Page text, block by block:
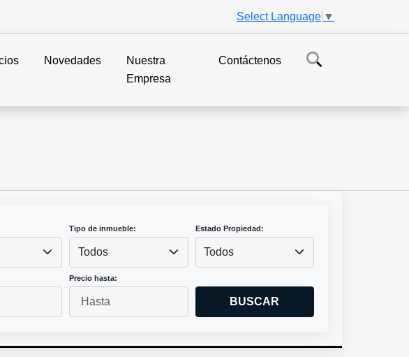
Select Language ▼
Novedades
Nuestra
Empresa
Contáctenos
Tipo de inmueble:
Todos
Estado Propiedad:
Todos
Precio hasta:
BUSCAR